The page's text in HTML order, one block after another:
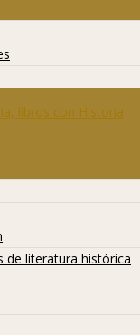
de literatura histórica